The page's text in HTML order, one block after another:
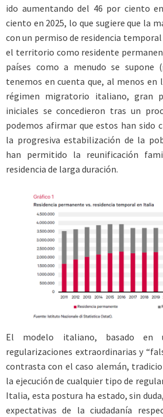
ido aumentando del 46 por ciento
ciento en 2025, lo que sugiere que la
con un permiso de residencia
el territorio como residente
países como a menudo se supone
tenemos en cuenta que, al menos en
régimen migratorio italiano, gran
iniciales se concedieron tras un
podemos afirmar que estos han sido
la progresiva estabilización de la
han permitido la reunificación
residencia de larga duración.
El modelo italiano, basado en
regularizaciones extraordinarias y
contrasta con el caso alemán,
la ejecución de cualquier tipo de
Italia, esta postura ha estado, sin
expectativas de la ciudadanía